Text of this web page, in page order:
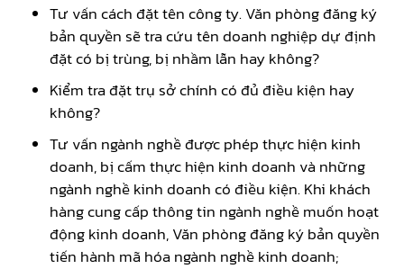
Tư vấn cách đặt tên công ty. Văn phòng đăng ký
bản quyền sẽ tra cứu tên doanh nghiệp dự định
đặt có bị trùng, bị nhầm lẫn hay không?
Kiểm tra đặt trụ sở chính có đủ điều kiện hay
không?
Tư vấn ngành nghề được phép thực hiện kinh
doanh, bị cấm thực hiện kinh doanh và những
ngành nghề kinh doanh có điều kiện. Khi khách
hàng cung cấp thông tin ngành nghề muốn hoạt
động kinh doanh, Văn phòng đăng ký bản quyền
tiến hành mã hóa ngành nghề kinh doanh;